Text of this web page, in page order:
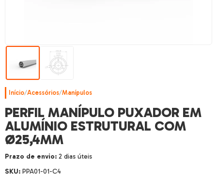
Início/Acessórios/Manípulos
PERFIL MANÍPULO PUXADOR EM
ALUMÍNIO ESTRUTURAL COM
Ø25,4MM
Prazo de envio: 2 dias úteis
SKU: PPA01-01-C4